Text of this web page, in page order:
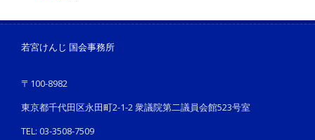
若宮けんじ 国会事務所
〒100-8982
東京都千代田区永田町2-1-2 衆議院第二議員会館523号室
TEL: 03-3508-7509